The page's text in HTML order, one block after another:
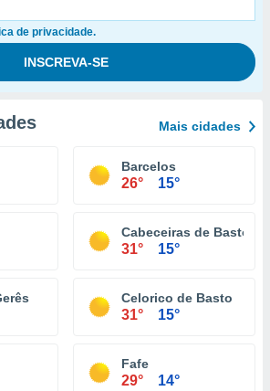
de privacidade.
Mais cidades
Barcelos
26° 15°
Cabeceiras de Basto
31° 15°
Celorico de Basto
31° 15°
Fafe
29° 14°